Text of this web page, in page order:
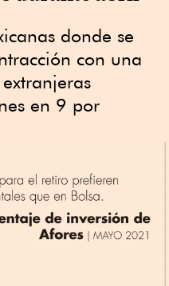
donde se
con una
en 9 por